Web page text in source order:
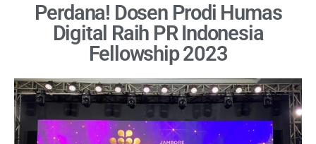
Perdana! Dosen Prodi Humas
Digital Raih PR Indonesia
Fellowship 2023